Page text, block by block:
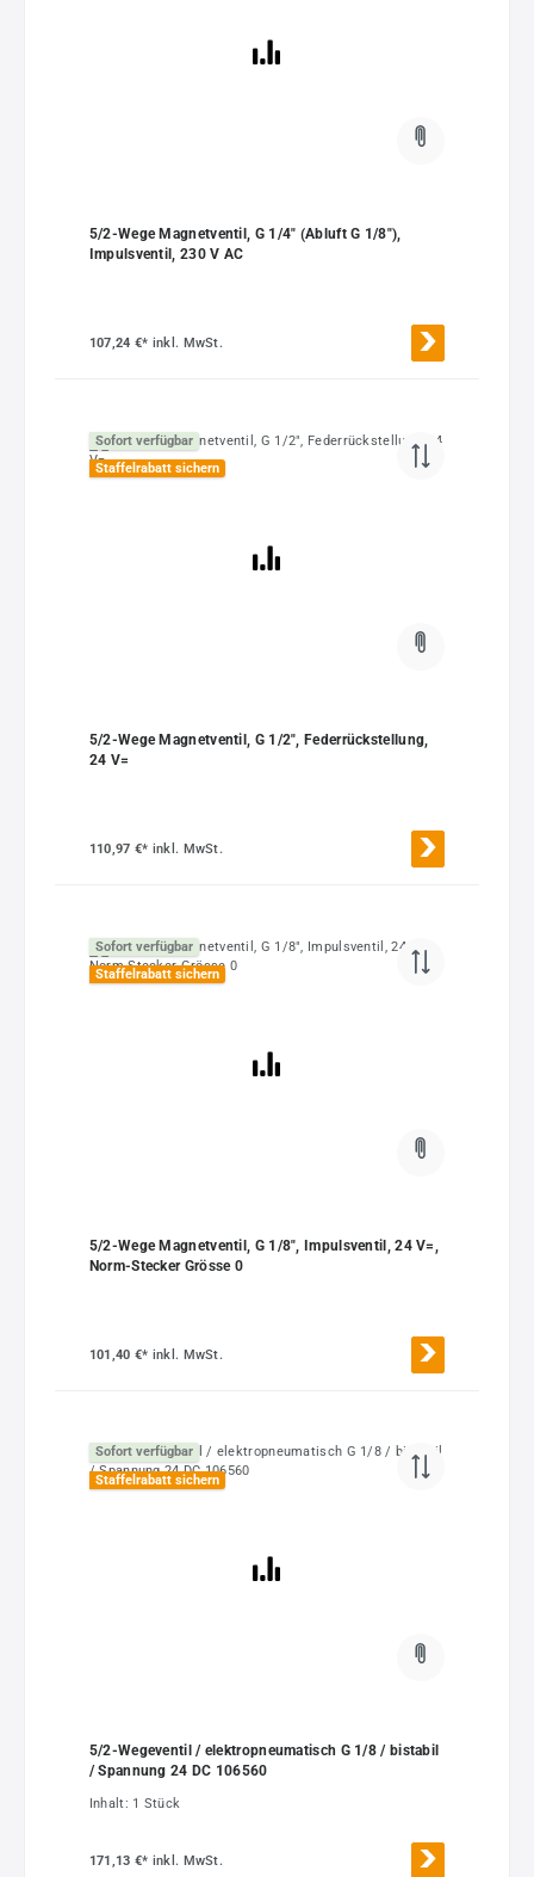
5/2-Wege Magnetventil, G 1/4" (Abluft G 1/8"),
Impulsventil, 230 V AC
107,24 €* inkl. MwSt.
Sofort verfügbar
Staffelrabatt sichern
5/2-Wege Magnetventil, G 1/2", Federrückstellung,
24 V=
110,97 €* inkl. MwSt.
Sofort verfügbar
Staffelrabatt sichern
5/2-Wege Magnetventil, G 1/8", Impulsventil, 24 V=,
Norm-Stecker Grösse 0
101,40 €* inkl. MwSt.
Sofort verfügbar
Staffelrabatt sichern
5/2-Wegeventil / elektropneumatisch G 1/8 / bistabil
/ Spannung 24 DC 106560
Inhalt: 1 Stück
171,13 €* inkl. MwSt.